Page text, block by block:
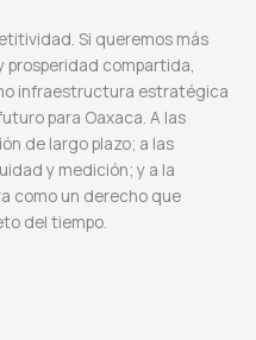
Si queremos más
prosperidad compartida,
infraestructura estratégica
para Oaxaca. A las
de largo plazo; a las
y medición; y a la
como un derecho que
del tiempo.